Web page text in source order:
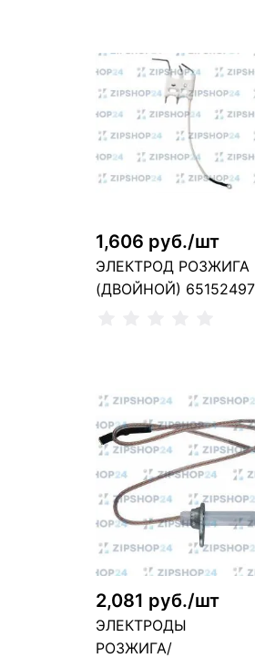
В корзину
1,606 руб./шт
ЭЛЕКТРОД РОЗЖИГА
(ДВОЙНОЙ) 65152497
Сообщить о
Нет в наличии,
2,081 руб./шт
ЭЛЕКТРОДЫ
РОЗЖИГА/